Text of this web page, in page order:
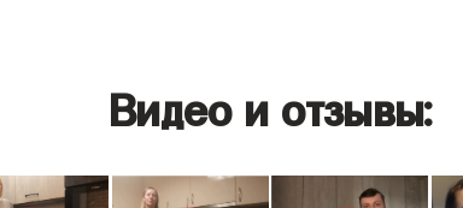
Видео и отзывы: